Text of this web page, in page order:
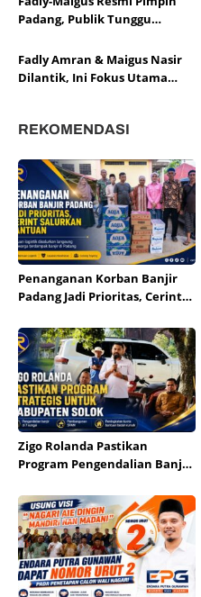
Diperdebatkan
Padang, Publik Tunggu
Fadly Amran & Maigus Nasir
Dilantik, Ini Fokus Utama
REKOMENDASI
Penanganan Korban Banjir
Padang Jadi Prioritas, Cerint
Zigo Rolanda Pastikan
Program Pengendalian Banjir
Direalisasikan di Solok